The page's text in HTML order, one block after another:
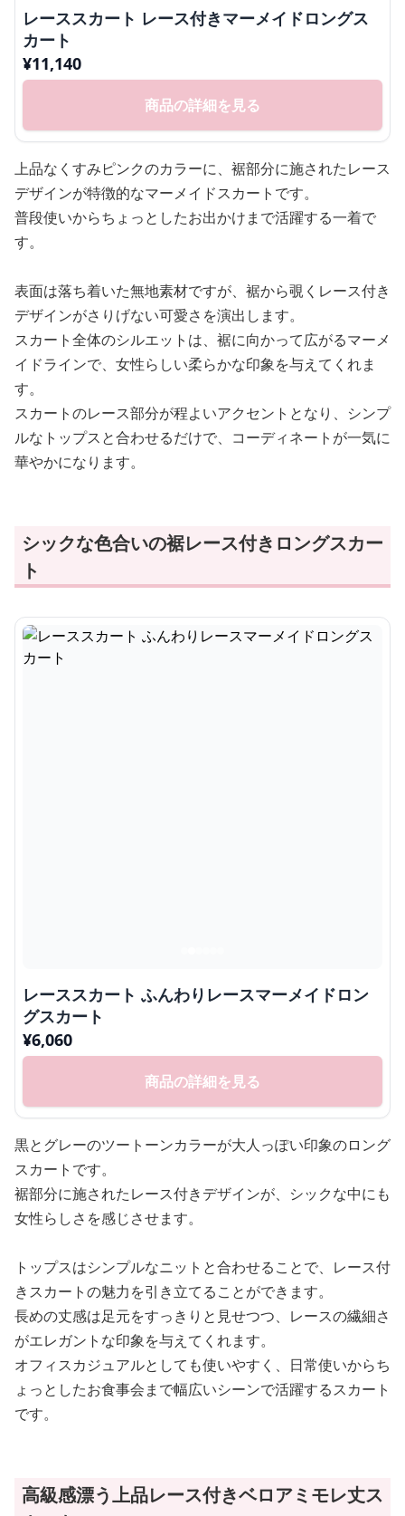
レーススカート レース付きマーメイドロングス
カート
¥11,140
商品の詳細を見る
上品なくすみピンクのカラーに、裾部分に施されたレース
デザインが特徴的なマーメイドスカートです。
普段使いからちょっとしたお出かけまで活躍する一着で
す。
表面は落ち着いた無地素材ですが、裾から覗くレース付き
デザインがさりげない可愛さを演出します。
スカート全体のシルエットは、裾に向かって広がるマーメ
イドラインで、女性らしい柔らかな印象を与えてくれま
す。
スカートのレース部分が程よいアクセントとなり、シンプ
ルなトップスと合わせるだけで、コーディネートが一気に
華やかになります。
シックな色合いの裾レース付きロングスカー
ト
レーススカート ふんわりレースマーメイドロン
グスカート
¥6,060
商品の詳細を見る
黒とグレーのツートーンカラーが大人っぽい印象のロング
スカートです。
裾部分に施されたレース付きデザインが、シックな中にも
女性らしさを感じさせます。
トップスはシンプルなニットと合わせることで、レース付
きスカートの魅力を引き立てることができます。
長めの丈感は足元をすっきりと見せつつ、レースの繊細さ
がエレガントな印象を与えてくれます。
オフィスカジュアルとしても使いやすく、日常使いからち
ょっとしたお食事会まで幅広いシーンで活躍するスカート
です。
高級感漂う上品レース付きベロアミモレ丈ス